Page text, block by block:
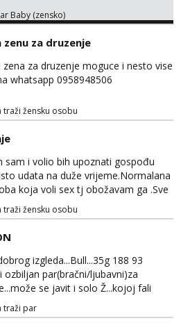
bez komplikacija. Nagrada
se privatno s kratkim opisom i
Baby (zensko)
zenu za druzenje
zena za druzenje moguce i nesto vise
whatsapp 0958948506
traži žensku osobu
sam i volio bih upoznati gospođu
udata na duže vrijeme.Normalana
koja voli sex tj obožavam ga .Sve
srediti u hodu naravno
mi je najvažnija.Prostor je moj
normalne osobe bez nekih
i traženja novca sa bilo koje
uživati i svatko svojim putem
traži žensku osobu
izgleda...Bull...35g 188 93
ozbiljan par(bračni/ljubavni)za
se javit i solo Ž...kojoj fali
i strasti...područje otoka Murtera i
traži par